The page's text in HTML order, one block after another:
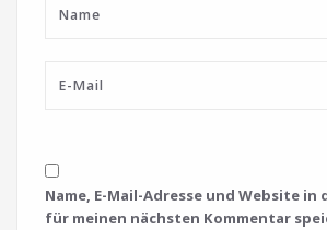
Name, E-Mail-Adresse und Website in
für meinen nächsten Kommentar